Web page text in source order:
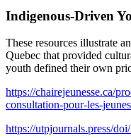
Indigenous-Driven
These resources illustrate
Quebec that provided
youth defined their own
https://chairejeunesse.ca/
consultation-pour-les-
https://utpjournals.press/